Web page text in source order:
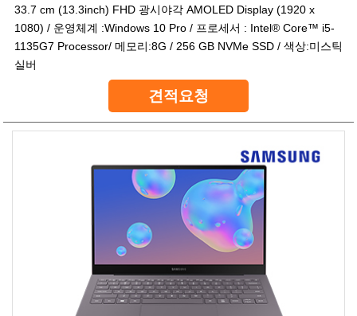
33.7 cm (13.3inch) FHD 광시야각 AMOLED Display (1920 x
1080) / 운영체계 :Windows 10 Pro / 프로세서 : Intel® Core™ i5-
1135G7 Processor/ 메모리:8G / 256 GB NVMe SSD / 색상:미스틱
실버
견적요청